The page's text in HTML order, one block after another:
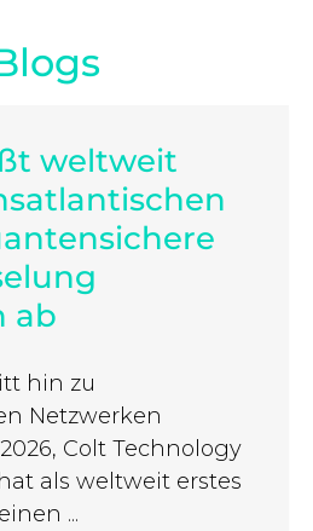
weltweit
ab
hin zu
Netzwerken
Colt Technology
als weltweit erstes
...